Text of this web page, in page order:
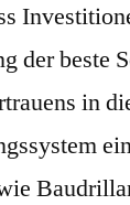
der beste
in